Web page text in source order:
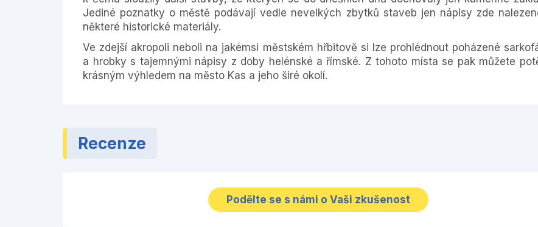
Jediné poznatky o městě podávají vedle nevelkých zbytků staveb jen nápisy zde
některé historické materiály.
Ve zdejší akropoli neboli na jakémsi městském hřbitově si lze prohlédnout poházené
a hrobky s tajemnými nápisy z doby helénské a římské. Z tohoto místa se pak můžete
krásným výhledem na město Kas a jeho širé okolí.
Recenze
Podělte se s námi o Vaši zkušenost